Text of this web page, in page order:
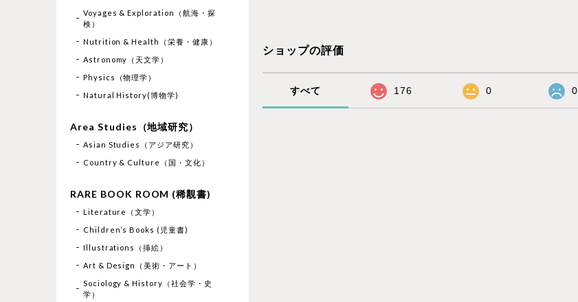
ショップの評価
すべて 176 0 0
Voyages & Exploration（航海・探
検）
Nutrition & Health（栄養・健康）
Astronomy（天文学）
Physics（物理学）
Natural History(博物学)
Area Studies（地域研究）
Asian Studies（アジア研究）
Country & Culture（国・文化）
RARE BOOK ROOM (稀覯書)
Literature（文学）
Children’s Books (児童書)
Illustrations（挿絵）
Art & Design（美術・アート）
Sociology & History（社会学・史
学）